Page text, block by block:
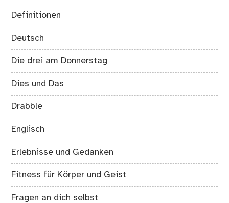
Definitionen
Deutsch
Die drei am Donnerstag
Dies und Das
Drabble
Englisch
Erlebnisse und Gedanken
Fitness für Körper und Geist
Fragen an dich selbst